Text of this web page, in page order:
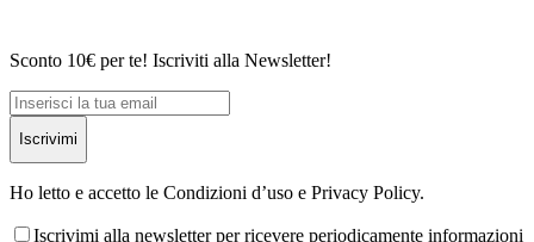
Sconto 10€ per te! Iscriviti alla Newsletter!
Iscrivimi
Ho letto e accetto le Condizioni d’uso e Privacy Policy.
Iscrivimi alla newsletter per ricevere periodicamente informazioni